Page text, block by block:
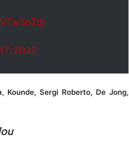
2022
Kounde, Sergi Roberto, De Jong,